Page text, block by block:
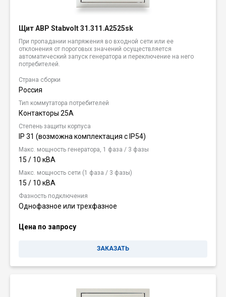
Щит АВР Stabvolt 31.311.A2525sk
При пропадании напряжения во входной сети или ее
отклонения от пороговых значений осуществляется
автоматический запуск генератора и переключение на него
потребителей.
Страна сборки
Россия
Тип коммутатора потребителей
Контакторы 25А
Степень защиты корпуса
IP 31 (возможна комплектация c IP54)
Макс. мощность генератора, 1 фаза / 3 фазы
15 / 10 кВА
Макс. мощность сети (1 фаза / 3 фазы)
15 / 10 кВА
Фазность подключения
Однофазное или трехфазное
Цена по запросу
ЗАКАЗАТЬ